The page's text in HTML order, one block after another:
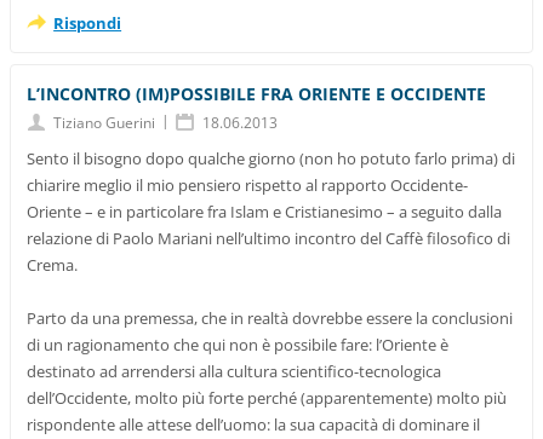
Rispondi
L’INCONTRO (IM)POSSIBILE FRA ORIENTE E OCCIDENTE
Tiziano Guerini | 18.06.2013
Sento il bisogno dopo qualche giorno (non ho potuto farlo prima) di
chiarire meglio il mio pensiero rispetto al rapporto Occidente-
Oriente – e in particolare fra Islam e Cristianesimo – a seguito dalla
relazione di Paolo Mariani nell’ultimo incontro del Caffè filosofico di
Crema.
Parto da una premessa, che in realtà dovrebbe essere la conclusioni
di un ragionamento che qui non è possibile fare: l’Oriente è
destinato ad arrendersi alla cultura scientifico-tecnologica
dell’Occidente, molto più forte perché (apparentemente) molto più
rispondente alle attese dell’uomo: la sua capacità di dominare il